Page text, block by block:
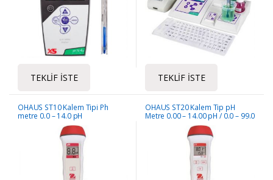
TEKLIF İSTE TEKLIF İSTE
OHAUS ST10 Kalem Tipi Ph
metre 0.0 – 14.0 pH
OHAUS ST20 Kalem Tip pH
Metre 0.00 – 14.00 pH / 0.0 – 99.0